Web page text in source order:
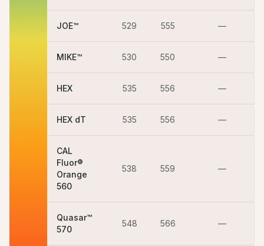
JOE™ 529 555 —
MIKE™ 530 550 —
HEX 535 556 —
HEX dT 535 556 —
CAL
Fluor®
Orange
560
538 559 —
Quasar™
570
548 566 —